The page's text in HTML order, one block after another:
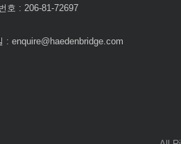
호 : 206-81-72697
enquire@haedenbridge.com